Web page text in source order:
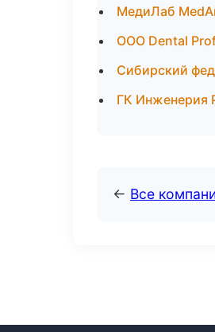
МедиЛаб
ООО Dental
Сибирский
ГК Инженерия
← Все